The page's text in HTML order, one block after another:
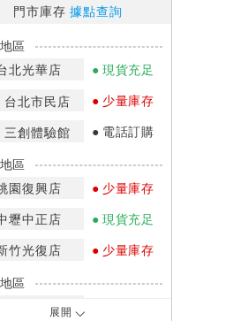
門市庫存據點查詢
區
北光華店
現貨充足
台北市民店
少量庫存
三創體驗館
電話訂購
區
園復興店
少量庫存
壢中正店
現貨充足
竹光復店
少量庫存
區
台中英才店展開